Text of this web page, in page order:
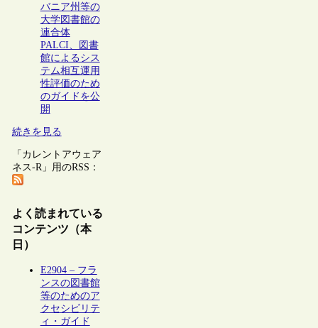
バニア州等の
大学図書館の
連合体
PALCI、図書
館によるシス
テム相互運用
性評価のため
のガイドを公
開
続きを見る
「カレントアウェア
ネス-R」用のRSS：
よく読まれている
コンテンツ（本
日）
E2904 – フラ
ンスの図書館
等のためのア
クセシビリテ
ィ・ガイド